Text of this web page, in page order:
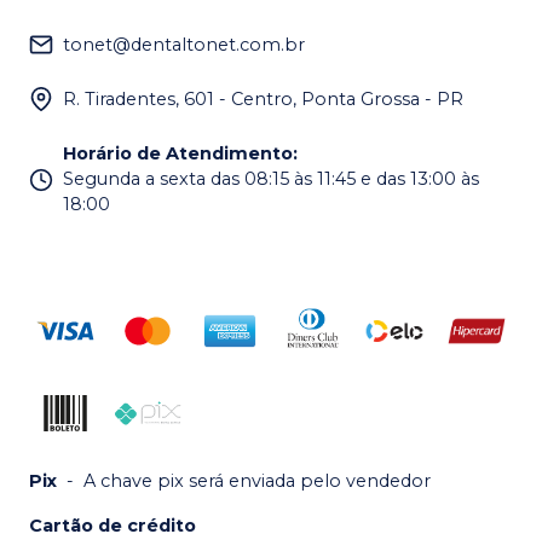
tonet@dentaltonet.com.br
R. Tiradentes, 601 - Centro, Ponta Grossa - PR
Horário de Atendimento:
Segunda a sexta das 08:15 às 11:45 e das 13:00 às
18:00
Pix - A chave pix será enviada pelo vendedor
Cartão de crédito